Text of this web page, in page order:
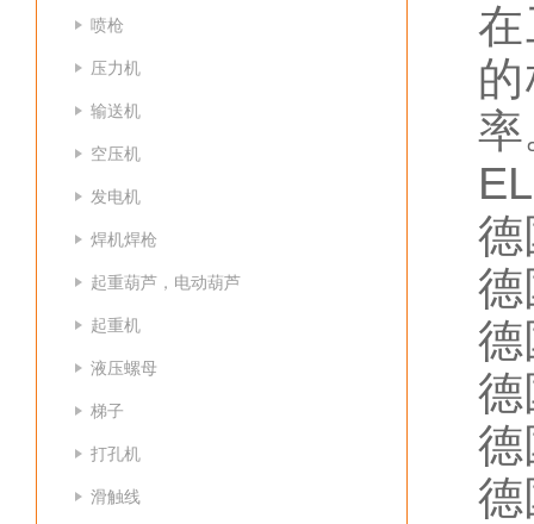
喷枪
压力机
输送机
空压机
发电机
焊机焊枪
起重葫芦，电动葫芦
起重机
液压螺母
梯子
打孔机
滑触线
率
德
德
德
德
德
德